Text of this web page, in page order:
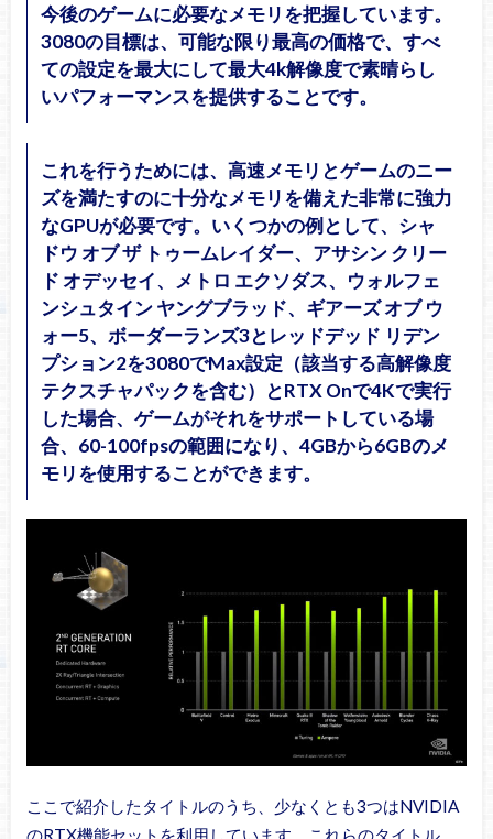
今後のゲームに必要なメモリを把握しています。
3080の目標は、可能な限り最高の価格で、すべ
ての設定を最大にして最大4k解像度で素晴らし
いパフォーマンスを提供することです。
これを行うためには、高速メモリとゲームのニー
ズを満たすのに十分なメモリを備えた非常に強力
なGPUが必要です。いくつかの例として、シャ
ドウ オブ ザ トゥームレイダー、アサシン クリー
ド オデッセイ、メトロ エクソダス、ウォルフェ
ンシュタイン ヤングブラッド、ギアーズ オブ ウ
ォー5、ボーダーランズ3とレッドデッド リデン
プション2を3080でMax設定（該当する高解像度
テクスチャパックを含む）とRTX Onで4Kで実行
した場合、ゲームがそれをサポートしている場
合、60-100fpsの範囲になり、4GBから6GBのメ
モリを使用することができます。
ここで紹介したタイトルのうち、少なくとも3つはNVIDIA
のRTX機能セットを利用しています。これらのタイトル